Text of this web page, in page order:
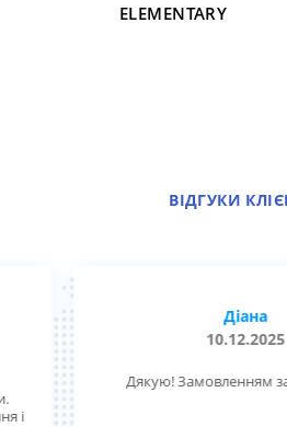
ELEMENTARY
ВІДГУКИ
і
Діана
10.12.2025
Дякую! Замовленням